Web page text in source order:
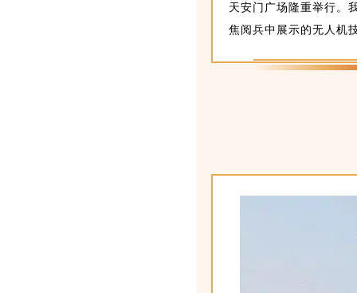
天安门广场隆重举行。
焦阅兵中展示的无人机